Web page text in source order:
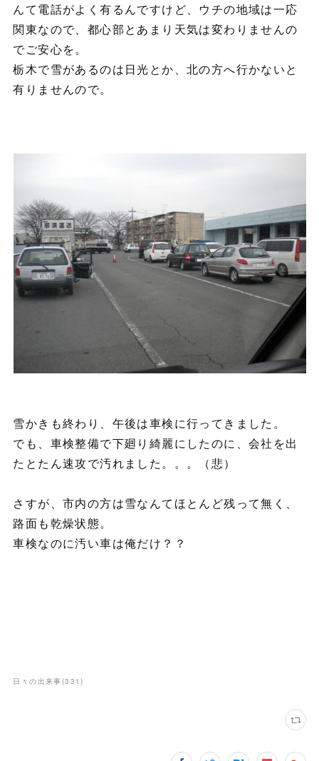
んて電話がよく有るんですけど、ウチの地域は一応
関東なので、都心部とあまり天気は変わりませんの
でご安心を。
栃木で雪があるのは日光とか、北の方へ行かないと
有りませんので。
雪かきも終わり、午後は車検に行ってきました。
でも、車検整備で下廻り綺麗にしたのに、会社を出
たとたん速攻で汚れました。。。（悲）
さすが、市内の方は雪なんてほとんど残って無く、
路面も乾燥状態。
車検なのに汚い車は俺だけ？？
日々の出来事(331)